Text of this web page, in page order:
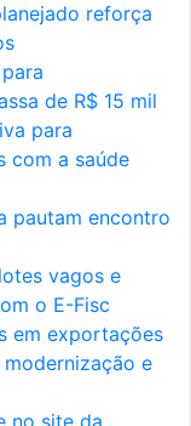
reforça
de R$ 15 mil
para
com a saúde
pautam encontro
vagos e
o E-Fisc
em exportações
e